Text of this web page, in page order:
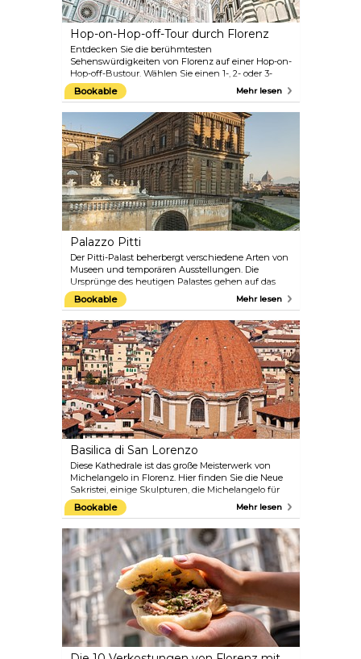
Hop-on-Hop-off-Tour durch Florenz
Entdecken Sie die berühmtesten
Sehenswürdigkeiten von Florenz auf einer Hop-on-
Hop-off-Bustour. Wählen Sie einen 1-, 2- oder 3-
Tagespass und fahren Sie zu den wichtigsten
Sehenswürdigkeiten der Stadt, und steigen Sie
nach Belieben ein und aus. Bewundern Sie den
Panoramablick vom Piazzale Michelangelo, die
Grabstätte von Galileo und Machiavelli in der Kirche
Santa Croce und vieles mehr.
Bookable Mehr lesen
Palazzo Pitti
Der Pitti-Palast beherbergt verschiedene Arten von
Museen und temporären Ausstellungen. Die
Ursprünge des heutigen Palastes gehen auf das
Jahr 1458 zurück, als er die Residenz des
mächtigen Bankiers Luca Pitti war. Ein
Jahrhundert später wurde er von der Familie Medici
gekauft und als offizielle Residenz der
Herrscherfamilie des Großherzogtums Toskana
genutzt. In Verbindung mit dem Palazzo Pitti
befinden sich der Boboli-Garten, der zu den
schönsten und ältesten königlichen Gärten in
Italien zählt.
Bookable Mehr lesen
Basilica di San Lorenzo
Diese Kathedrale ist das große Meisterwerk von
Michelangelo in Florenz. Hier finden Sie die Neue
Sakristei, einige Skulpturen, die Michelangelo für
die Gräber von Lorenzo und Giuliano de' Medici
anfertigte, und schöne Beispiele manieristischer
Architektur in der Biblioteca Laurenziana, dem
Nebengebäude der Kathedrale. Außerdem
beherbergt das Gebäude die prächtige Alte Sakristei
von Brunelleschi.
Bookable Mehr lesen